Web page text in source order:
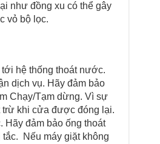
như đồng xu có thể gây
vỏ bộ lọc.
hệ thống thoát nước.
dịch vụ. Hãy đảm bảo
Chạy/Tạm dừng. Vì sự
trừ khi cửa được đóng lại.
Hãy đảm bảo ống thoát
Nếu máy giặt không